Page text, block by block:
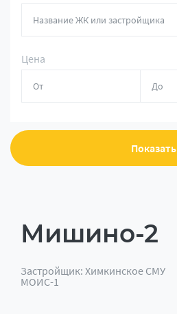
Цена
Показать
Мишино-2
Застройщик: Химкинское СМУ
МОИС-1